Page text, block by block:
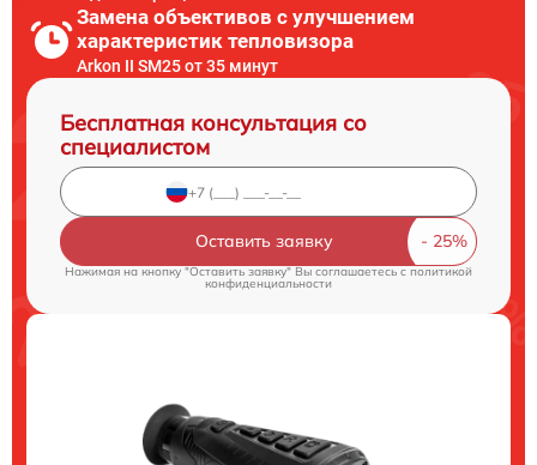
Замена объективов с улучшением
характеристик тепловизора
Arkon II SM25 от 35 минут
Бесплатная консультация со
специалистом
Оставить заявку
Нажимая на кнопку "Оставить заявку" Вы соглашаетесь c политикой
конфиденциальности